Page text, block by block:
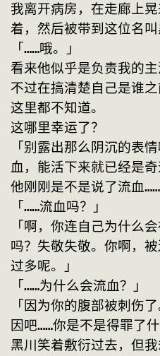
我离开病房，在走廊上
着，然后被带到这位名叫
「……哦。」
看来他似乎是负责我的主
不过在搞清楚自己是谁
这里都不知道。
这哪里幸运了？
「别露出那么阴沉的表
血，能活下来就已经是奇
他刚刚是不是说了流血……
「……流血吗？」
「啊，你连自己为什么
吗？失敬失敬。你啊，
过多呢。」
「……为什么会流血？」
「因为你的腹部被刺伤
因吧……你是不是得罪了什
黑川笑着敷衍过去，但我